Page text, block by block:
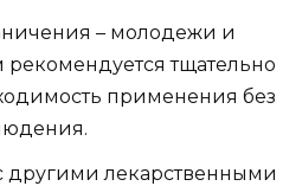
– молодежи и
тщательно
применения без
другими лекарственными